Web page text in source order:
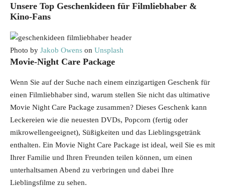
Unsere Top Geschenkideen für Filmliebhaber &
Kino-Fans
Photo by Jakob Owens on Unsplash
Movie-Night Care Package
Wenn Sie auf der Suche nach einem einzigartigen Geschenk für
einen Filmliebhaber sind, warum stellen Sie nicht das ultimative
Movie Night Care Package zusammen? Dieses Geschenk kann
Leckereien wie die neuesten DVDs, Popcorn (fertig oder
mikrowellengeeignet), Süßigkeiten und das Lieblingsgetränk
enthalten. Ein Movie Night Care Package ist ideal, weil Sie es mit
Ihrer Familie und Ihren Freunden teilen können, um einen
unterhaltsamen Abend zu verbringen und dabei Ihre
Lieblingsfilme zu sehen.